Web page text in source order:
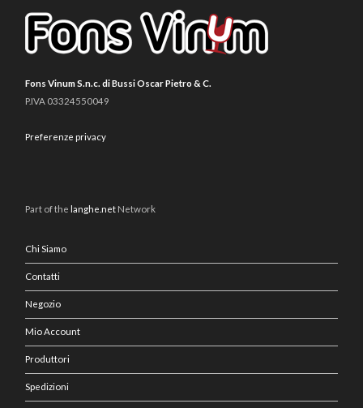
Fons Vinum S.n.c. di Bussi Oscar Pietro & C.
P.IVA 03324550049
Preferenze privacy
Part of thelanghe.net Network
Chi Siamo
Contatti
Negozio
Mio Account
Produttori
Spedizioni